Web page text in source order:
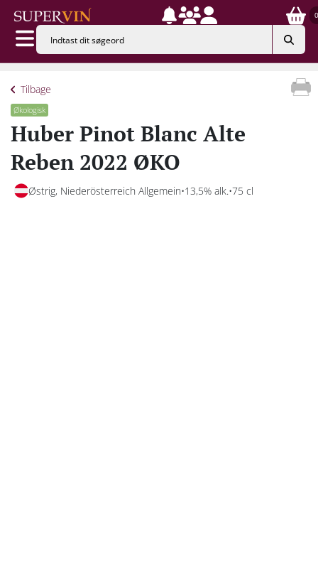
0
Tilbage
Økologisk
Huber Pinot Blanc Alte
Reben 2022 ØKO
Østrig, Niederösterreich Allgemein 13,5% alk. 75 cl